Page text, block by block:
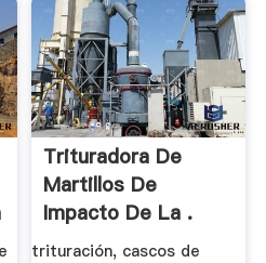
Trituradora De
Martillos De
Impacto De La .
trituración, cascos de